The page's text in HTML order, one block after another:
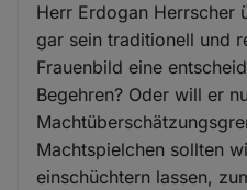
Herr Erdogan Herrscher
gar sein traditionell und
Frauenbild eine
Begehren? Oder will er
Machtspielchen sollten
einschüchtern lassen,